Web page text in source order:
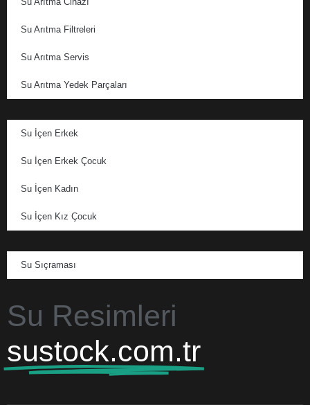
Su Arıtma Filtreleri
Su Arıtma Servis
Su Arıtma Yedek Parçaları
Su İçen Erkek
Su İçen Erkek Çocuk
Su İçen Kadın
Su İçen Kız Çocuk
Su Sıçraması
Su Resimleri
sustock.com.tr